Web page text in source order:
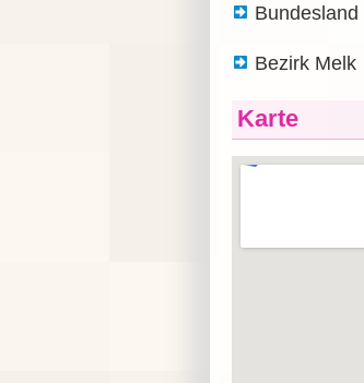
Bundesland
Bezirk Melk
Karte